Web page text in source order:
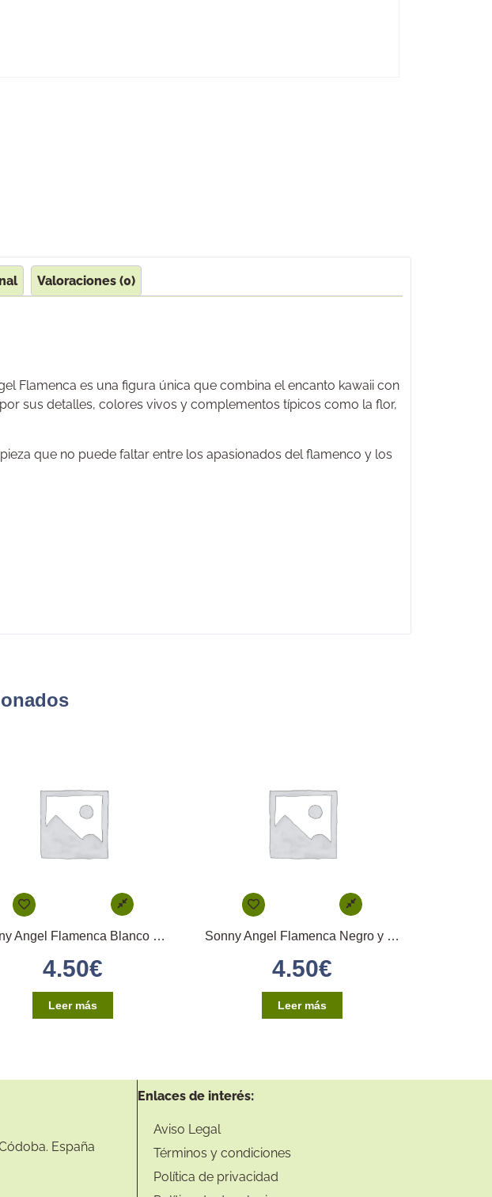
Valoraciones (0)
Flamenca es una figura única que combina el encanto kawaii con
sus detalles, colores vivos y complementos típicos como la flor,
que no puede faltar entre los apasionados del flamenco y los
Sonny Angel Flamenca Blanco y Vino
4.50€
Leer más
Sonny Angel Flamenca Negro y Rojo
4.50€
Leer más
España
Enlaces de interés:
Aviso Legal
Términos y condiciones
Política de privacidad